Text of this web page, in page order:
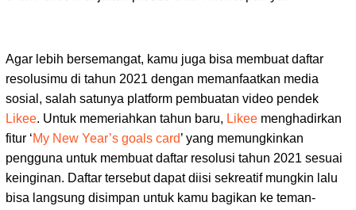
Agar lebih bersemangat, kamu juga bisa membuat daftar
resolusimu di tahun 2021 dengan memanfaatkan media
sosial, salah satunya platform pembuatan video pendek
Likee. Untuk memeriahkan tahun baru, Likee menghadirkan
fitur ‘My New Year’s goals card’ yang memungkinkan
pengguna untuk membuat daftar resolusi tahun 2021 sesuai
keinginan. Daftar tersebut dapat diisi sekreatif mungkin lalu
bisa langsung disimpan untuk kamu bagikan ke teman-